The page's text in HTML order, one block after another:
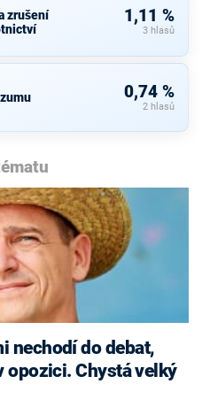
zrušení
1,11 %
3 hlasů
0,74 %
2 hlasů
nechodí do debat,
opozici. Chystá velký